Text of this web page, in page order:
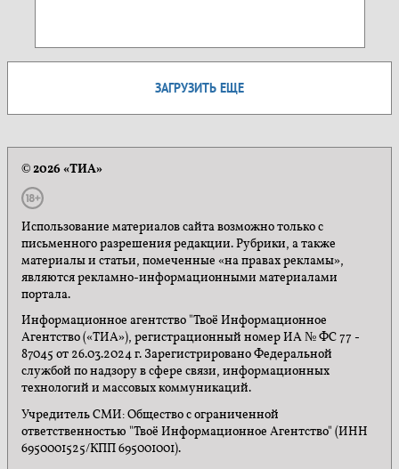
ЗАГРУЗИТЬ ЕЩЕ
© 2026 «ТИА»
Использование материалов сайта возможно только с
письменного разрешения редакции. Рубрики, а также
материалы и статьи, помеченные «на правах рекламы»,
являются рекламно-информационными материалами
портала.
Информационное агентство "Твоё Информационное
Агентство («ТИА»), регистрационный номер ИА № ФС 77 -
87045 от 26.03.2024 г. Зарегистрировано Федеральной
службой по надзору в сфере связи, информационных
технологий и массовых коммуникаций.
Учредитель СМИ: Общество с ограниченной
ответственностью "Твоё Информационное Агентство" (ИНН
6950001525/КПП 695001001).